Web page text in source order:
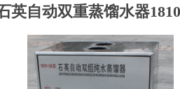
英自动双重蒸馏水器